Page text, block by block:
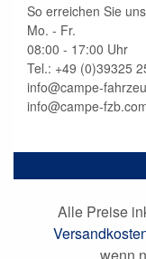
So erreichen Sie uns
Mo. - Fr.
08:00 - 17:00 Uhr
Tel.: +49 (0)39325
info@campe-
info@campe-
Alle Preise
wenn